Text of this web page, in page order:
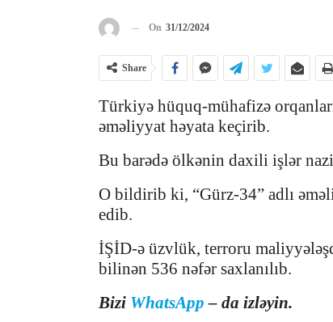
On 31/12/2024
Share
Türkiyə hüquq-mühafizə
əməliyyat həyata keçirib.
Bu barədə ölkənin daxili işlər
O bildirib ki, “Gürz-34” adlı
edib.
İŞİD-ə üzvlük, terroru
bilinən 536 nəfər saxlanılıb.
Bizi WhatsApp – da izləyin.